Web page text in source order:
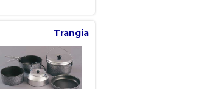
Trangia